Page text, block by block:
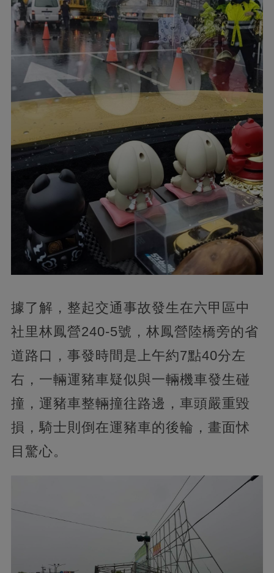
據了解，整起交通事故發生在六甲區中
社里林鳳營240-5號，林鳳營陸橋旁的省
道路口，事發時間是上午約7點40分左
右，一輛運豬車疑似與一輛機車發生碰
撞，運豬車整輛撞往路邊，車頭嚴重毀
損，騎士則倒在運豬車的後輪，畫面怵
目驚心。